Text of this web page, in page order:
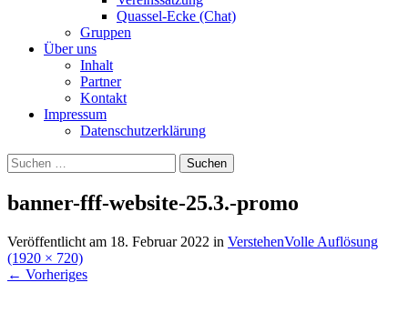
Quassel-Ecke (Chat)
Gruppen
Über uns
Inhalt
Partner
Kontakt
Impressum
Datenschutzerklärung
Suchen
nach:
banner-fff-website-25.3.-promo
Veröffentlicht am 18. Februar 2022 in VerstehenVolle Auflösung
(1920 × 720)
← Vorheriges